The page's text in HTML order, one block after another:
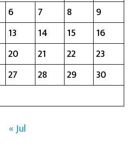
6 7 8
9
13 14 15
16
20 21 22
23
27 28 29
30
« Jul